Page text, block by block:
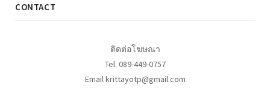
CONTACT
ติดต่อโฆษณา
Tel. 089-449-0757
Email krittayotp@gmail.com